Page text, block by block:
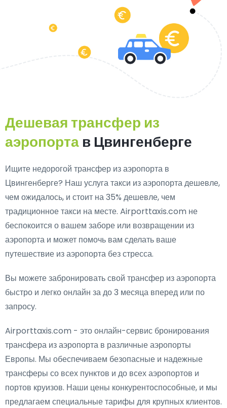
Дешевая трансфер из
аэропорта в Цвингенберге
Ищите недорогой трансфер из аэропорта в
Цвингенберге? Наш услуга такси из аэропорта дешевле,
чем ожидалось, и стоит на 35% дешевле, чем
традиционное такси на месте. Airporttaxis.com не
беспокоится о вашем заборе или возвращении из
аэропорта и может помочь вам сделать ваше
путешествие из аэропорта без стресса.
Вы можете забронировать свой трансфер из аэропорта
быстро и легко онлайн за до 3 месяца вперед или по
запросу.
Airporttaxis.com - это онлайн-сервис бронирования
трансфера из аэропорта в различные аэропорты
Европы. Мы обеспечиваем безопасные и надежные
трансферы со всех пунктов и до всех аэропортов и
портов круизов. Наши цены конкурентоспособные, и мы
предлагаем специальные тарифы для крупных клиентов.